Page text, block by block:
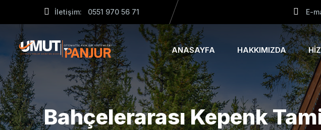
content
İletişim: 0551 970 56 71 E-
ANASAYFA HAKKIMIZDA
Bahçelerarası Kepenk